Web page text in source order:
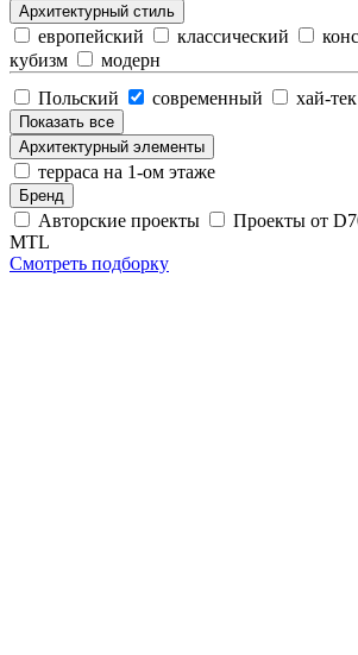
Архитектурный стиль
европейский классический
кубизм
модерн
Польский
современный хай-тек
Показать все
Архитектурный элементы
терраса на 1-ом этаже
Бренд
Авторские проекты Проекты от
MTL
Смотреть подборку